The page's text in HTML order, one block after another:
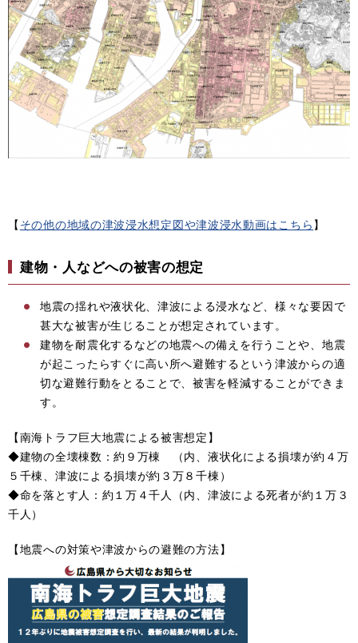
【 その他の地域の津波浸水想定図や津波浸水動画はこちら 】
建物・人などへの被害の想定
地震の揺れや液状化、津波による浸水など、様々な要因で
甚大な被害が生じることが想定されています。
建物を耐震化するなどの地震への備えを行うことや、地震
が起こったらすぐに高い所へ避難するという津波からの適
切な避難行動をとることで、被害を軽減することができま
す。
【南海トラフ巨大地震による被害想定】
◆建物の全壊棟数：約９万棟 （内、液状化による損壊が約４万
５千棟、津波による損壊が約３万８千棟）
◆命を落とす人：約１万４千人（内、津波による死者が約１万３
千人）
【地震への対策や津波からの避難の方法】